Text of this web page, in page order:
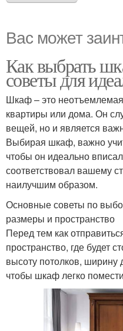
Вас может
Как выбрать
советы для
Шкаф – это
квартиры или дома. Он
вещей, но и является
Выбирая шкаф, важно
чтобы он идеально
соответствовал вашему
наилучшим образом.
Основные советы по
размеры и пространство
Перед тем как
пространство, где будет
высоту потолков,
чтобы шкаф легко